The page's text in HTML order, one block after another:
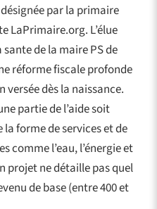
par la primaire
LaPrimaire.org. L’élue
de la maire PS de
réforme fiscale profonde
dès la naissance.
partie de l’aide soit
forme de services et de
comme l’eau, l’énergie et
projet ne détaille pas quel
de base (entre 400 et